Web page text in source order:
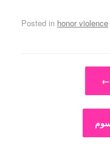
Posted in honor violence
←